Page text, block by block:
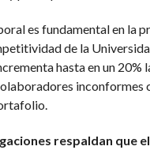
es fundamental en la
de la
hasta en un 20%
inconformes
respaldan que